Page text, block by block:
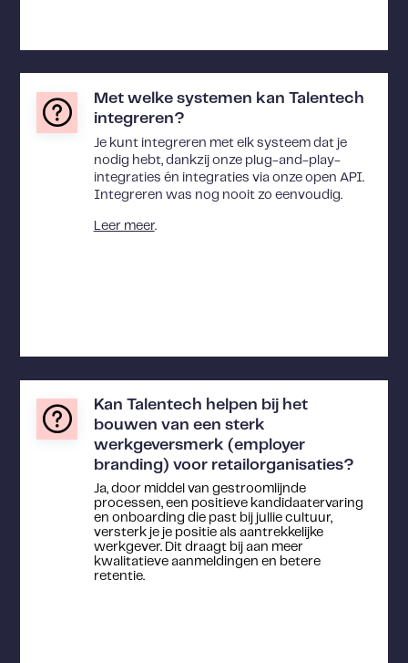
Met welke systemen kan Talentech
integreren?
Je kunt integreren met elk systeem dat je
nodig hebt, dankzij onze plug-and-play-
integraties én integraties via onze open API.
Integreren was nog nooit zo eenvoudig.
Leer meer.
Kan Talentech helpen bij het
bouwen van een sterk
werkgeversmerk (employer
branding) voor retail­organisaties?
Ja, door middel van gestroomlijnde
processen, een positieve kandidaatervaring
en onboarding die past bij jullie cultuur,
versterk je je positie als aantrekkelijke
werkgever. Dit draagt bij aan meer
kwalitatieve aanmeldingen en betere
retentie.